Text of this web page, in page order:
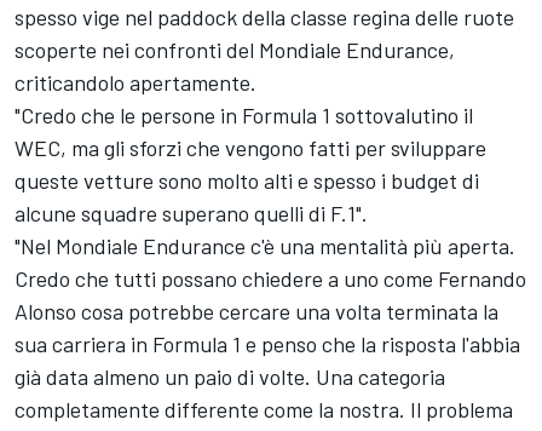
spesso vige nel paddock della classe regina delle ruote
scoperte nei confronti del Mondiale Endurance,
criticandolo apertamente.
"Credo che le persone in Formula 1 sottovalutino il
WEC, ma gli sforzi che vengono fatti per sviluppare
queste vetture sono molto alti e spesso i budget di
alcune squadre superano quelli di F.1".
"Nel Mondiale Endurance c'è una mentalità più aperta.
Credo che tutti possano chiedere a uno come Fernando
Alonso cosa potrebbe cercare una volta terminata la
sua carriera in Formula 1 e penso che la risposta l'abbia
già data almeno un paio di volte. Una categoria
completamente differente come la nostra. Il problema